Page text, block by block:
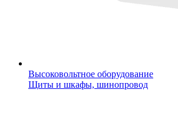
Высоковольтное оборудование
Щиты и шкафы, шинопровод